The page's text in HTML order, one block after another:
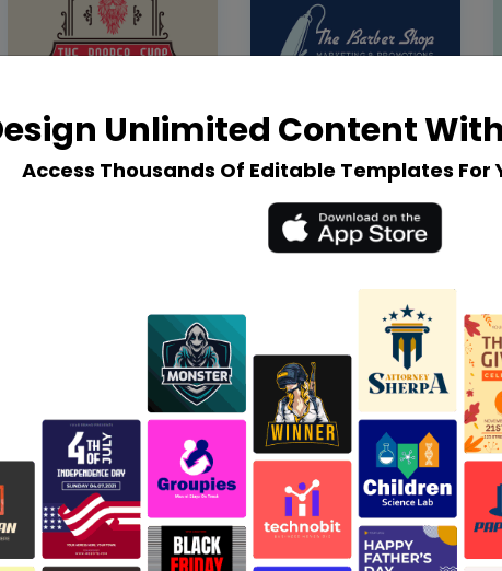
Unlimited Content
Access Thousands Of Editable Templates For